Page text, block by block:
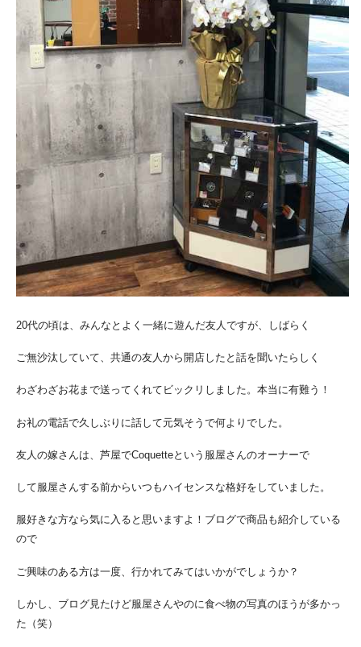
20代の頃は、みんなとよく一緒に遊んだ友人ですが、しばらく
ご無沙汰していて、共通の友人から開店したと話を聞いたらしく
わざわざお花まで送ってくれてビックリしました。本当に有難う！
お礼の電話で久しぶりに話して元気そうで何よりでした。
友人の嫁さんは、芦屋でCoquetteという服屋さんのオーナーで
して服屋さんする前からいつもハイセンスな格好をしていました。
服好きな方なら気に入ると思いますよ！ブログで商品も紹介している
ので
ご興味のある方は一度、行かれてみてはいかがでしょうか？
しかし、ブログ見たけど服屋さんやのに食べ物の写真のほうが多かっ
た（笑）